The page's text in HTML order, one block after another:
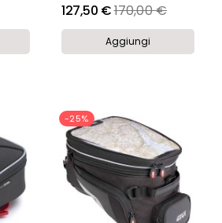
127,50 €Prezzo
170,00 €
Aggiungi
-25%